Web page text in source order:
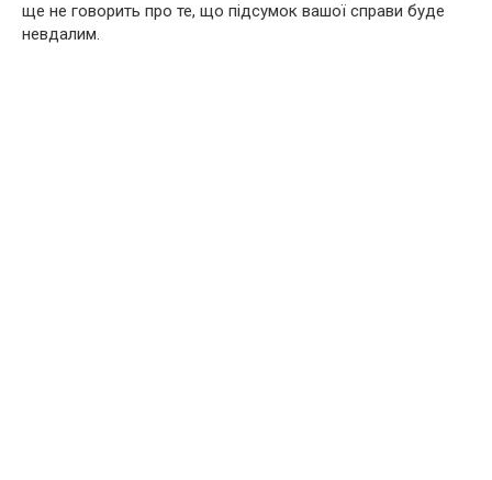
ще не говорить про те, що підсумок вашої справи буде
невдалим.